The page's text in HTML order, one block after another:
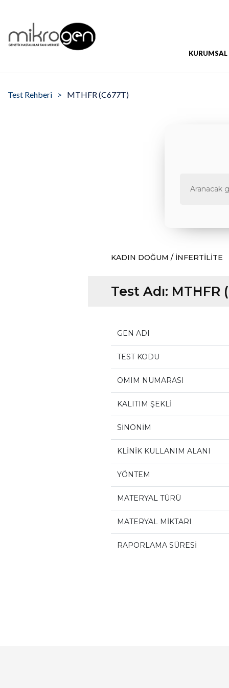
KURUMSAL
Test Rehberi MTHFR (C677T)
KADIN DOĞUM / İNFERTİLİTE
Test Adı: MTHFR
GEN ADI
TEST KODU
OMIM NUMARASI
KALITIM ŞEKLİ
SİNONİM
KLİNİK KULLANIM ALANI
YÖNTEM
MATERYAL TÜRÜ
MATERYAL MİKTARI
RAPORLAMA SÜRESİ